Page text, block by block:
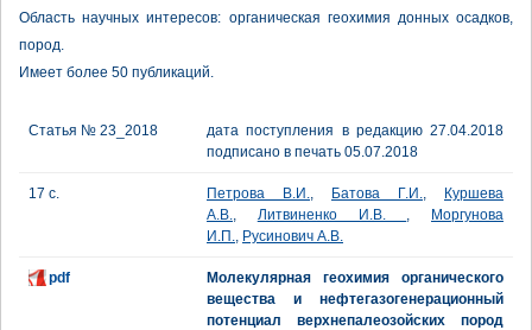
Область научных интересов: органическая геохимия донных осадков,
пород.
Имеет более 50 публикаций.
Статья № 23_2018
дата поступления в редакцию 27.04.2018
подписано в печать 05.07.2018
17 с. Петрова В.И., Батова Г.И.,
Куршева
А.В., Литвиненко И.В. ,
Моргунова
И.П., Русинович А.В.
pdf
Молекулярная геохимия органического
вещества и нефтегазогенерационный
потенциал верхнепалеозойских пород